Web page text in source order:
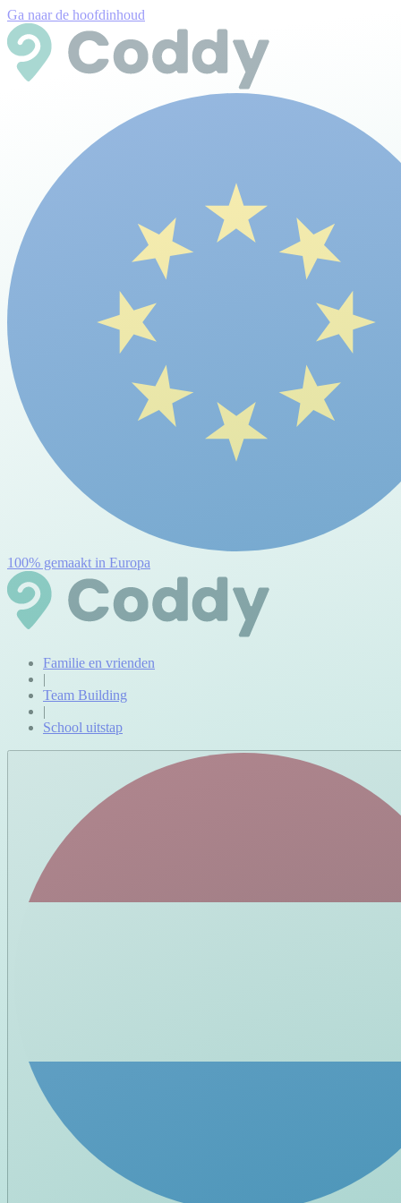
Ga naar de hoofdinhoud
100% gemaakt in Europa
Familie en vrienden
|
Team Building
|
School uitstap